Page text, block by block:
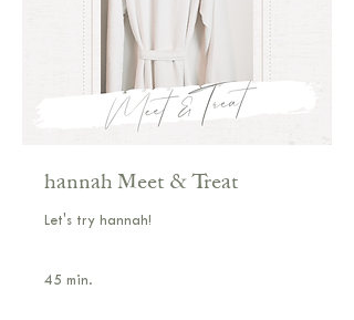
hannah Meet & Treat
Let's try hannah!
45 min.